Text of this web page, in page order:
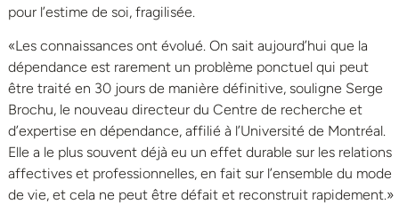
pour l’estime de soi, fragilisée.
«Les connaissances ont évolué. On sait aujourd’hui que la
dépendance est rarement un problème ponctuel qui peut
être traité en 30 jours de manière définitive, souligne Serge
Brochu, le nouveau directeur du Centre de recherche et
d’expertise en dépendance, affilié à l’Université de Montréal.
Elle a le plus souvent déjà eu un effet durable sur les relations
affectives et professionnelles, en fait sur l’ensemble du mode
de vie, et cela ne peut être défait et reconstruit rapidement.»